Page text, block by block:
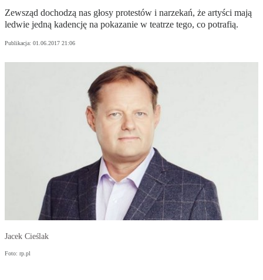
Zewsząd dochodzą nas głosy protestów i narzekań, że artyści mają
ledwie jedną kadencję na pokazanie w teatrze tego, co potrafią.
Publikacja: 01.06.2017 21:06
Jacek Cieślak
Foto: rp.pl